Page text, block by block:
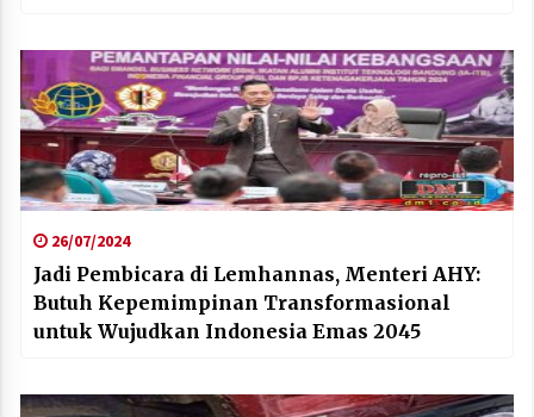
26/07/2024
Jadi Pembicara di Lemhannas, Menteri AHY:
Butuh Kepemimpinan Transformasional
untuk Wujudkan Indonesia Emas 2045